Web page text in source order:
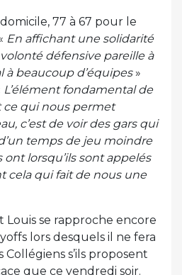
77 à 67 pour le
En affichant une solidarité
défensive pareille à
à beaucoup d’équipes»
L’élément fondamental de
ce qui nous permet
c’est de voir des gars qui
temps de jeu moindre
lorsqu’ils sont appelés
cela qui fait de nous une
Louis se rapproche encore
lors desquels il ne fera
s’ils proposent
que ce vendredi soir.